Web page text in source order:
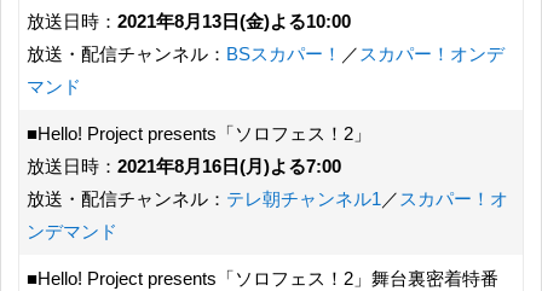
放送日時： 2021年8月13日(金)よる10:00
放送・配信チャンネル： BSスカパー！ ／ スカパー！オンデ
マンド
■Hello! Project presents「ソロフェス！2」
放送日時： 2021年8月16日(月)よる7:00
放送・配信チャンネル： テレ朝チャンネル1 ／ スカパー！オ
ンデマンド
■Hello! Project presents「ソロフェス！2」舞台裏密着特番